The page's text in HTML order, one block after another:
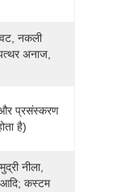
नकली
अनाज,
प्रसंस्करण
है)
नीला,
आदि; कस्टम